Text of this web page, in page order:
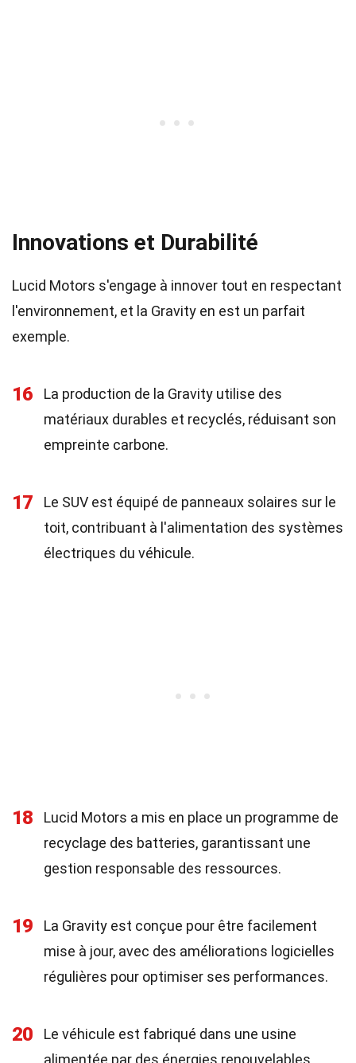
Innovations et Durabilité
Lucid Motors s'engage à innover tout en respectant
l'environnement, et la Gravity en est un parfait
exemple.
16
La production de la Gravity utilise des
matériaux durables et recyclés, réduisant son
empreinte carbone.
17
Le SUV est équipé de panneaux solaires sur le
toit, contribuant à l'alimentation des systèmes
électriques du véhicule.
18
Lucid Motors a mis en place un programme de
recyclage des batteries, garantissant une
gestion responsable des ressources.
19
La Gravity est conçue pour être facilement
mise à jour, avec des améliorations logicielles
régulières pour optimiser ses performances.
20
Le véhicule est fabriqué dans une usine
alimentée par des énergies renouvelables,